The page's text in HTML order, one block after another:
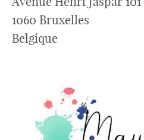
1060 Bruxelles
Belgique